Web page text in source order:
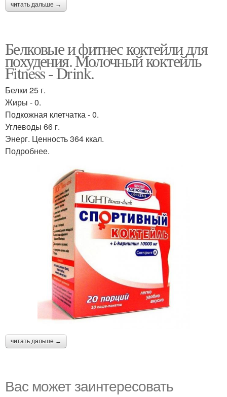
читать дальше →
Белковые и фитнес коктейли для
похудения. Молочный коктейль
Fitness - Drink.
Белки 25 г.
Жиры - 0.
Подкожная клетчатка - 0.
Углеводы 66 г.
Энерг. Ценность 364 ккал.
Подробнее.
читать дальше →
Вас может заинтересовать